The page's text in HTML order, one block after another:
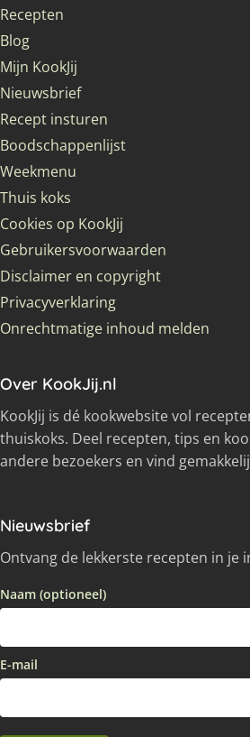
Recepten
Blog
Mijn KookJij
Nieuwsbrief
Recept insturen
Boodschappenlijst
Weekmenu
Thuis koks
Cookies op KookJij
Gebruikersvoorwaarden
Disclaimer en copyright
Privacyverklaring
Onrechtmatige inhoud melden
Over KookJij.nl
KookJij is dé kookwebsite vol
thuiskoks. Deel recepten, tips en
andere bezoekers en vind
Nieuwsbrief
Ontvang de lekkerste recepten in je
Naam (optioneel)
E-mail